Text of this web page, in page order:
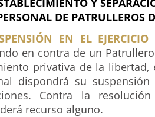
Y
DE PATRULLEROS
EN EL
en contra de un
privativa de la libertad,
dispondrá su
Contra la
recurso alguno.